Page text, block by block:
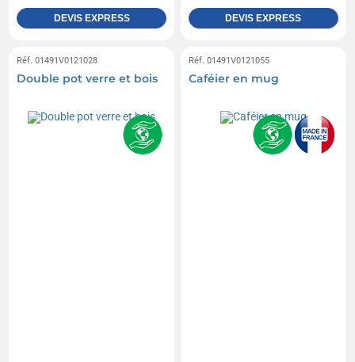
DEVIS EXPRESS DEVIS EXPRESS
Réf. 01491V0121028
Double pot verre et bois
Réf. 01491V0121055
Caféier en mug